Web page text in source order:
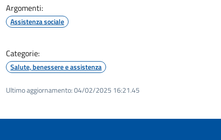
Argomenti:
Assistenza sociale
Categorie:
Salute, benessere e assistenza
Ultimo aggiornamento:04/02/2025 16:21.45